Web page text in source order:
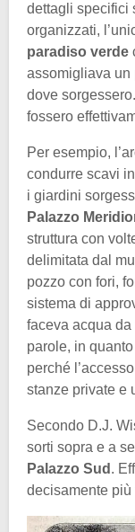
dettagli specifici
organizzati,
paradiso verde
assomigliava un
dove
fossero
Per esempio,
condurre scavi
i giardini
Palazzo
struttura con
delimitata dal
pozzo con fori,
sistema di
faceva acqua
parole, in quanto
perché
stanze private e
Secondo D.J.
sorti sopra e a
Palazzo Sud .
decisamente più